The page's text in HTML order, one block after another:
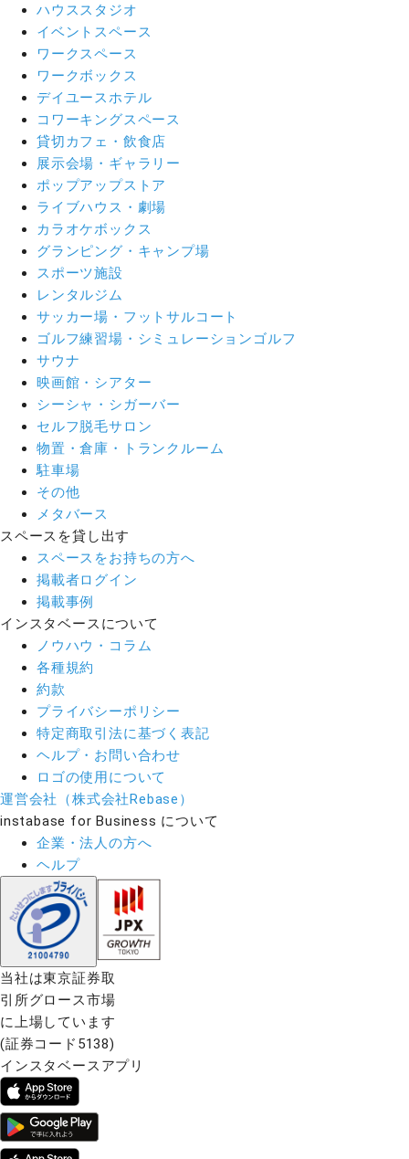
ハウススタジオ
イベントスペース
ワークスペース
ワークボックス
デイユースホテル
コワーキングスペース
貸切カフェ・飲食店
展示会場・ギャラリー
ポップアップストア
ライブハウス・劇場
カラオケボックス
グランピング・キャンプ場
スポーツ施設
レンタルジム
サッカー場・フットサルコート
ゴルフ練習場・シミュレーションゴルフ
サウナ
映画館・シアター
シーシャ・シガーバー
セルフ脱毛サロン
物置・倉庫・トランクルーム
駐車場
その他
メタバース
スペースを貸し出す
スペースをお持ちの方へ
掲載者ログイン
掲載事例
インスタベースについて
ノウハウ・コラム
各種規約
約款
プライバシーポリシー
特定商取引法に基づく表記
ヘルプ・お問い合わせ
ロゴの使用について
運営会社（株式会社Rebase）
instabase for Business について
企業・法人の方へ
ヘルプ
当社は東京証券取
引所グロース市場
に上場しています
(証券コード5138)
インスタベースアプリ